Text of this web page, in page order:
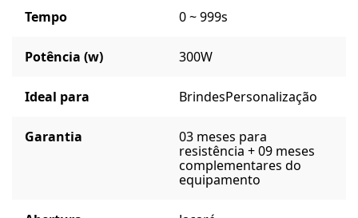
Tempo 0 ~ 999s
Potência (w) 300W
Ideal para BrindesPersonalização
Garantia
03 meses para
resistência + 09 meses
complementares do
equipamento